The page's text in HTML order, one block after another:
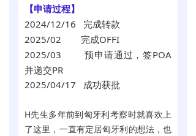
【申请过程】
2024/12/16 完成转款
2025/02 完成OFFI
2025/03 预申请通过，签POA
并递交PR
2025/04/17 成功获批
H先生多年前到匈牙利考察时就喜欢上
了这里，一直有定居匈牙利的想法，也